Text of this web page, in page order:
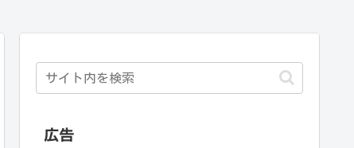
広告